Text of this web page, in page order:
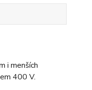
i menších
400 V.